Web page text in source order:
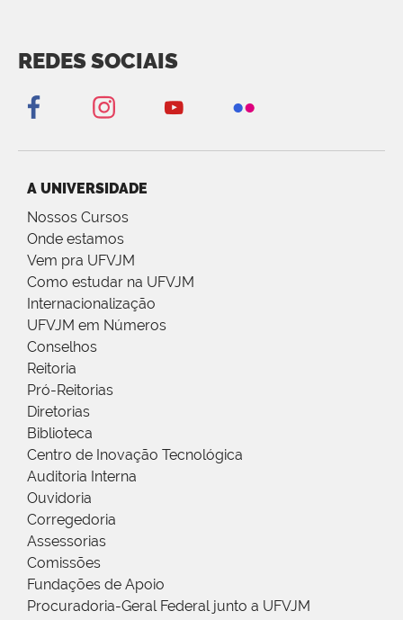
REDES SOCIAIS
A UNIVERSIDADE
Nossos Cursos
Onde estamos
Vem pra UFVJM
Como estudar na UFVJM
Internacionalização
UFVJM em Números
Conselhos
Reitoria
Pró-Reitorias
Diretorias
Biblioteca
Centro de Inovação Tecnológica
Auditoria Interna
Ouvidoria
Corregedoria
Assessorias
Comissões
Fundações de Apoio
Procuradoria-Geral Federal junto a UFVJM